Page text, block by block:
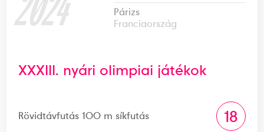
Párizs
Franciaország
XXXIII. nyári olimpiai játékok
Rövidtávfutás 100 m síkfutás 18